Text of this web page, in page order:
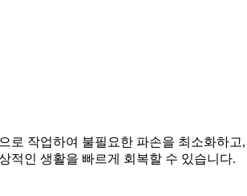
로 작업하여 불필요한 파손을 최소화하고,
적인 생활을 빠르게 회복할 수 있습니다.